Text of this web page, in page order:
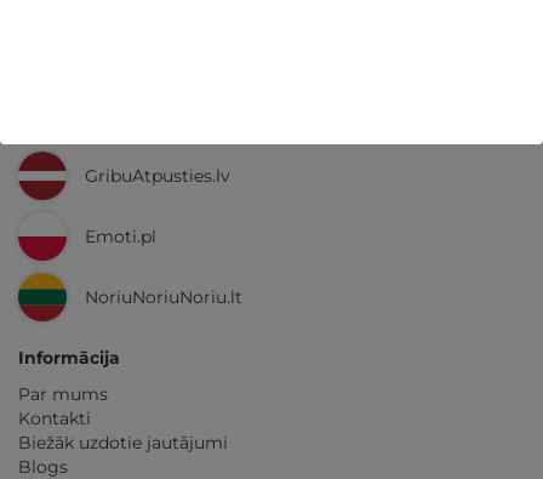
GribuAtpusties.lv
Emoti.pl
NoriuNoriuNoriu.lt
Informācija
Par mums
Kontakti
Biežāk uzdotie jautājumi
Blogs